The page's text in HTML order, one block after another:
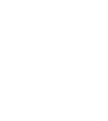
кино «ЛАМПА»